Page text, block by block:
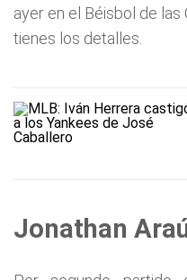
ayer en el Béisbol de las
tienes los detalles.
Jonathan